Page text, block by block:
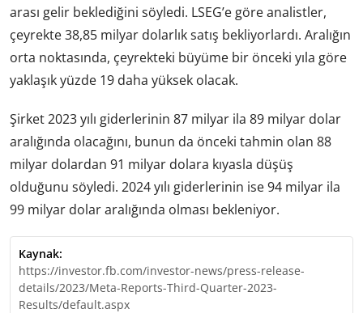
arası gelir beklediğini söyledi. LSEG’e göre analistler,
çeyrekte 38,85 milyar dolarlık satış bekliyorlardı. Aralığın
orta noktasında, çeyrekteki büyüme bir önceki yıla göre
yaklaşık yüzde 19 daha yüksek olacak.
Şirket 2023 yılı giderlerinin 87 milyar ila 89 milyar dolar
aralığında olacağını, bunun da önceki tahmin olan 88
milyar dolardan 91 milyar dolara kıyasla düşüş
olduğunu söyledi. 2024 yılı giderlerinin ise 94 milyar ila
99 milyar dolar aralığında olması bekleniyor.
Kaynak:
https://investor.fb.com/investor-news/press-release-
details/2023/Meta-Reports-Third-Quarter-2023-
Results/default.aspx